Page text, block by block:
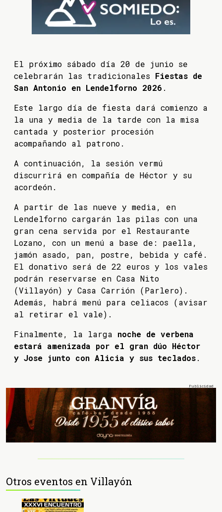
El próximo sábado día 20 de junio se
celebrarán las tradicionales Fiestas de
San Antonio en Lendelforno 2026 .
Este largo día de fiesta dará comienzo a
la una y media de la tarde con la misa
cantada y posterior procesión
acompañando al patrono.
A continuación, la sesión vermú
discurrirá en compañía de Héctor y su
acordeón.
A partir de las nueve y media, en
Lendelforno cargarán las pilas con una
gran cena servida por el Restaurante
Lozano, con un menú a base de: paella,
jamón asado, pan, postre, bebida y café.
El donativo será de 22 euros y los vales
podrán reservarse en Casa Nito
(Villayón) y Casa Carrión (Parlero).
Además, habrá menú para celiacos (avisar
al retirar el vale).
Finalmente, la larga noche de verbena
estará amenizada por el gran dúo Héctor
y Jose junto con Alicia y sus teclados.
Otros eventos en Villayón